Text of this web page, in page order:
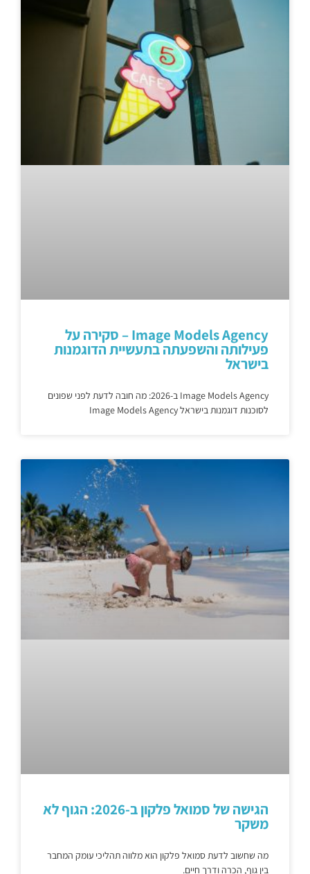
Image Models Agency – סקירה על
פעילותה והשפעתה בתעשיית הדוגמנות
בישראל
Image Models Agency ב-2026: מה חובה לדעת לפני שפונים
לסוכנות דוגמנות בישראל Image Models Agency
הגישה של סמואל פלקון ב-2026: הגוף לא
משקר
מה שחשוב לדעת סמואל פלקון הוא מלווה תהליכי עומק המחבר
בין גוף, הכרה ודרך חיים.